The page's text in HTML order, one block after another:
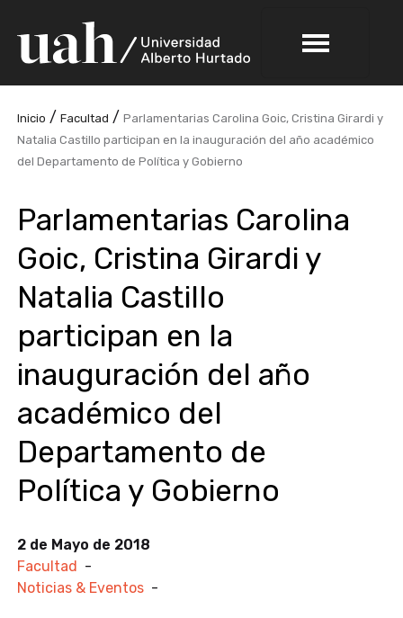
Inicio /Facultad /Parlamentarias Carolina Goic, Cristina Girardi y
Natalia Castillo participan en la inauguración del año académico
del Departamento de Política y Gobierno
Parlamentarias Carolina
Goic, Cristina Girardi y
Natalia Castillo
participan en la
inauguración del año
académico del
Departamento de
Política y Gobierno
2 de Mayo de 2018
Facultad
-
Noticias & Eventos -